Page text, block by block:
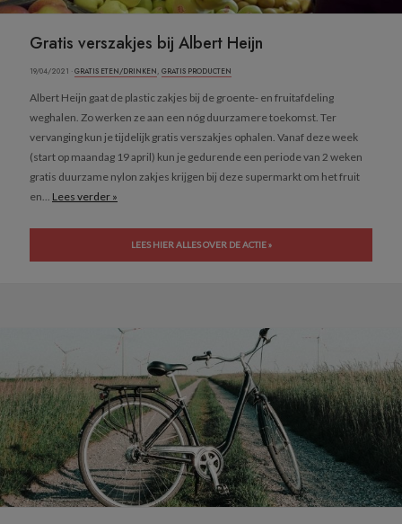
Gratis verszakjes bij Albert Heijn
19/04/2021 ·GRATIS ETEN/DRINKEN, GRATIS PRODUCTEN
Albert Heijn gaat de plastic zakjes bij de groente- en fruitafdeling
weghalen. Zo werken ze aan een nóg duurzamere toekomst. Ter
vervanging kun je tijdelijk gratis verszakjes ophalen. Vanaf deze week
(start op maandag 19 april) kun je gedurende een periode van 2 weken
gratis duurzame nylon zakjes krijgen bij deze supermarkt om het fruit
en... Lees verder »
LEES HIER ALLES OVER DE ACTIE »